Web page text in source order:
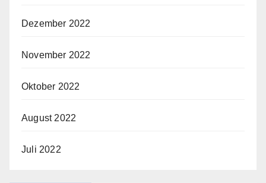
Dezember 2022
November 2022
Oktober 2022
August 2022
Juli 2022